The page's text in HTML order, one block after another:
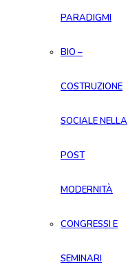
PARADIGMI
BIO –
COSTRUZIONE
SOCIALE NELLA
POST
MODERNITÀ
CONGRESSI E
SEMINARI